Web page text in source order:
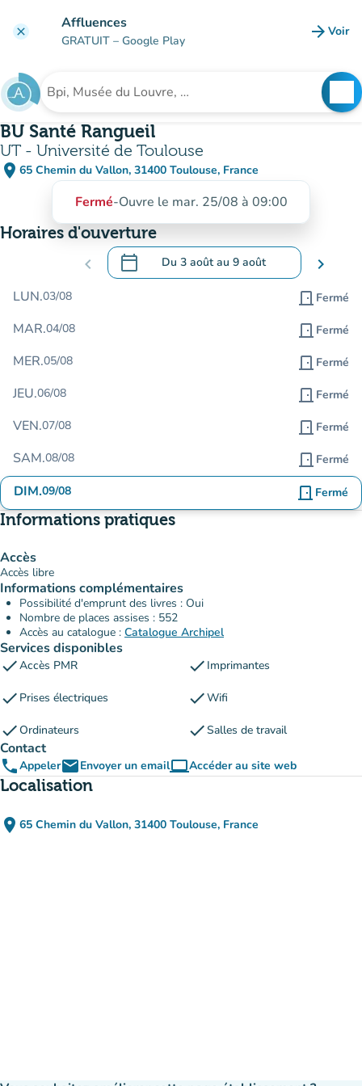
clear Affluences
GRATUIT – Google Play arrow_forward Voir
Rechercher un établissement
BU Santé Rangueil
UT - Université de Toulouse
place 65 Chemin du Vallon, 31400 Toulouse, France
(ouvrir dans Google Maps)
(nouvel onglet)
Fermé-Ouvre le mar. 25/08 à 09:00
Horaires d'ouverture
chevron_left calendar_today Du 3 aoûtau 9 août
.Ouvrir le calendrier pour changer de
chevron_right
LUN.03/08 door_front Fermé
MAR.04/08 door_front Fermé
MER.05/08 door_front Fermé
JEU.06/08 door_front Fermé
VEN.07/08 door_front Fermé
SAM.08/08 door_front Fermé
DIM.09/08 door_front Fermé
Informations pratiques
Accès
Accès libre
Informations complémentaires
Possibilité d'emprunt des livres : Oui
Nombre de places assises : 552
Accès au catalogue : Catalogue Archipel
Services disponibles
checkAccès PMR check Imprimantes
check Prises électriques checkWifi
checkOrdinateurs checkSalles de travail
Contact
phoneAppeleremailEnvoyer un emailcomputerAccéder au site web
(nouvel onglet)
Localisation
place 65 Chemin du Vallon, 31400 Toulouse, France
(ouvrir dans Google Maps)
(nouvel onglet)